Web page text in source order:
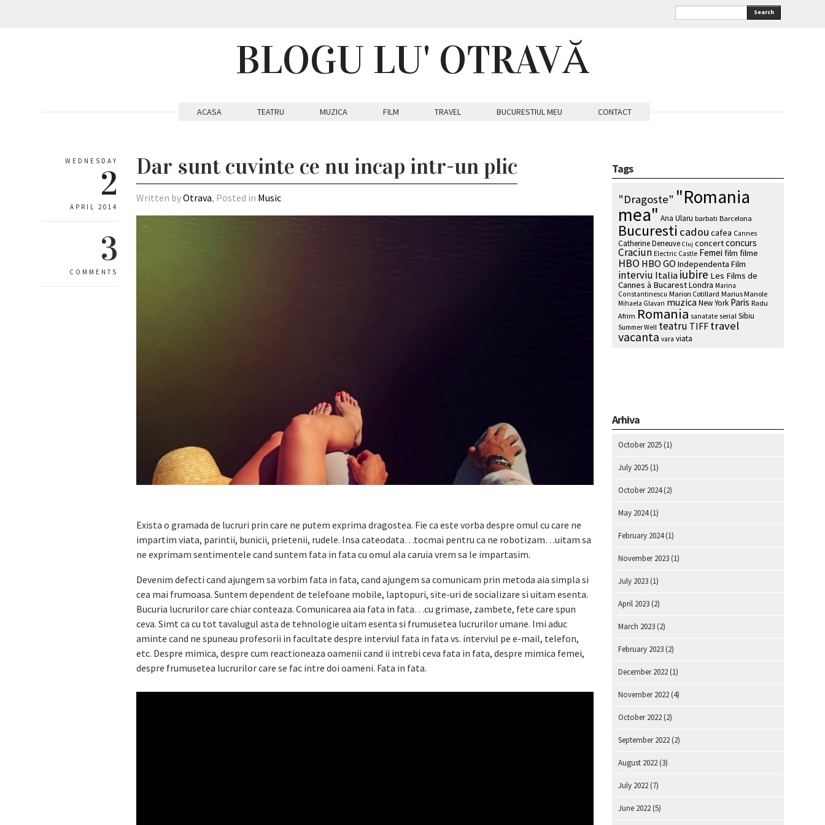
Search
BLOGU LU' OTRAVĂ
ACASA TEATRU MUZICA FILM TRAVEL BUCURESTIUL MEU CONTACT
WEDNESDAY
2
APRIL 2014
3
COMMENTS
Dar sunt cuvinte ce nu incap intr-un plic
Written byOtrava, Posted in Music
Exista o gramada de lucruri prin care ne putem exprima dragostea. Fie ca este vorba despre omul cu care ne
impartim viata, parintii, bunicii, prietenii, rudele. Insa cateodata…tocmai pentru ca ne robotizam…uitam sa
ne exprimam sentimentele cand suntem fata in fata cu omul ala caruia vrem sa le impartasim.
Devenim defecti cand ajungem sa vorbim fata in fata, cand ajungem sa comunicam prin metoda aia simpla si
cea mai frumoasa. Suntem dependent de telefoane mobile, laptopuri, site-uri de socializare si uitam esenta.
Bucuria lucrurilor care chiar conteaza. Comunicarea aia fata in fata…cu grimase, zambete, fete care spun
ceva. Simt ca cu tot tavalugul asta de tehnologie uitam esenta si frumusetea lucrurilor umane. Imi aduc
aminte cand ne spuneau profesorii in facultate despre interviul fata in fata vs. interviul pe e-mail, telefon,
etc. Despre mimica, despre cum reactioneaza oamenii cand ii intrebi ceva fata in fata, despre mimica femei,
despre frumusetea lucrurilor care se fac intre doi oameni. Fata in fata.
Tags
"Dragoste" "Romania
mea" Ana Ularu barbati Barcelona
Bucuresti cadou cafea Cannes
Catherine Deneuve Cluj concertconcurs
Craciun Electric Castle Femei film filme
HBO HBO GO Independenta Film
interviu Italiaiubire Les Films de
Cannes à BucarestLondra Marina
Constantinescu Marion Cotillard Marius Manole
Mihaela Glavan muzica New York Paris Radu
Afrim Romania sanatate serial Sibiu
Summer Well teatru TIFF travel
vacanta vara viata
Arhiva
October 2025 (1)
July 2025 (1)
October 2024(2)
May 2024(1)
February 2024(1)
November 2023 (1)
July 2023 (1)
April 2023 (2)
March 2023 (2)
February 2023 (2)
December 2022 (1)
November 2022 (4)
October 2022 (2)
September 2022 (2)
August 2022 (3)
July 2022 (7)
June 2022 (5)